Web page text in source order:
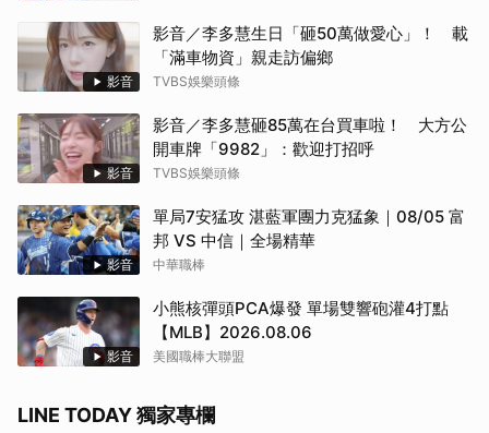
影音
影音／李多慧生日「砸50萬做愛心」！ 載
「滿車物資」親走訪偏鄉
TVBS娛樂頭條
影音
影音／李多慧砸85萬在台買車啦！ 大方公
開車牌「9982」：歡迎打招呼
TVBS娛樂頭條
影音
單局7安猛攻 湛藍軍團力克猛象｜08/05 富
邦 VS 中信｜全場精華
中華職棒
影音
小熊核彈頭PCA爆發 單場雙響砲灌4打點
【MLB】2026.08.06
美國職棒大聯盟
LINE TODAY 獨家專欄